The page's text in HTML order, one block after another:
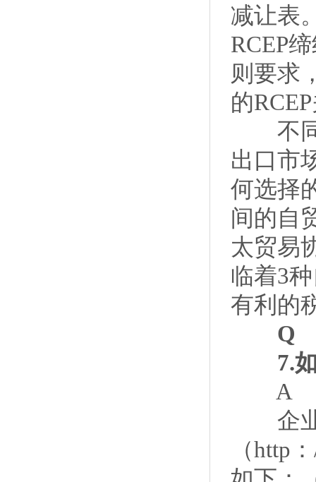
减让表
RCEP
则要求
的
不同
出口市
何选择
间的自
太贸易
临着3
有利的
Q
7.如
A
企业
（http